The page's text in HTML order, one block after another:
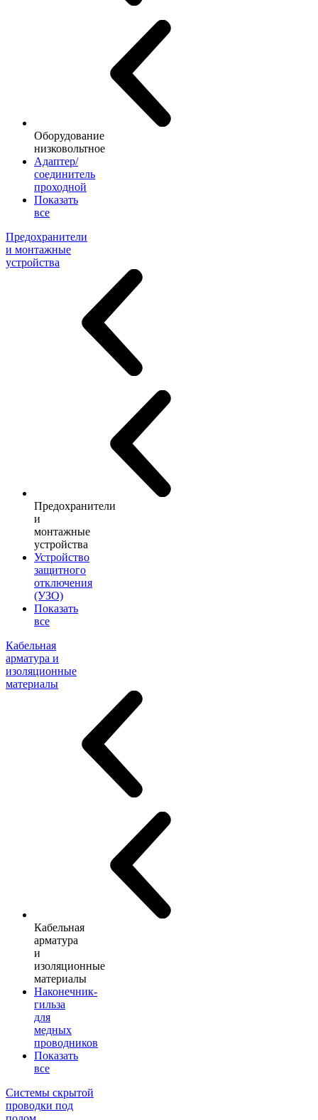
Оборудование
низковольтное
Адаптер/
соединитель
проходной
Показать
все
Предохранители
и монтажные
устройства
Предохранители
и
монтажные
устройства
Устройство
защитного
отключения
(УЗО)
Показать
все
Кабельная
арматура и
изоляционные
материалы
Кабельная
арматура
и
изоляционные
материалы
Наконечник-
гильза
для
медных
проводников
Показать
все
Системы скрытой
проводки под